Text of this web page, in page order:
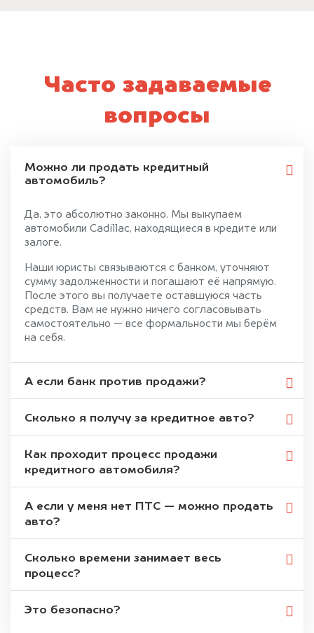
Часто задаваемые
вопросы
Можно ли продать кредитный
автомобиль?
Да, это абсолютно законно. Мы выкупаем
автомобили Cadillac, находящиеся в кредите или
залоге.
Наши юристы связываются с банком, уточняют
сумму задолженности и погашают её напрямую.
После этого вы получаете оставшуюся часть
средств. Вам не нужно ничего согласовывать
самостоятельно — все формальности мы берём
на себя.
А если банк против продажи?
Сколько я получу за кредитное авто?
Как проходит процесс продажи
кредитного автомобиля?
А если у меня нет ПТС — можно продать
авто?
Сколько времени занимает весь
процесс?
Это безопасно?